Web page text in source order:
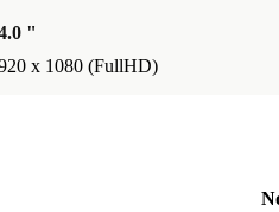
"
x 1080 (FullHD)